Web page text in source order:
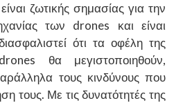
ζωτικής σημασίας για την
των drones και είναι
ότι τα οφέλη της
θα μεγιστοποιηθούν,
τους κινδύνους που
τους. Με τις δυνατότητές της